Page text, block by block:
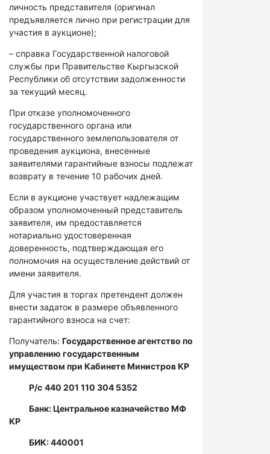
личность представителя (оригинал
предъявляется лично при регистрации для
участия в аукционе);
– справка Государственной налоговой
службы при Правительстве Кыргызской
Республики об отсутствии задолженности
за текущий месяц.
При отказе уполномоченного
государственного органа или
государственного землепользователя от
проведения аукциона, внесенные
заявителями гарантийные взносы подлежат
возврату в течение 10 рабочих дней.
Если в аукционе участвует надлежащим
образом уполномоченный представитель
заявителя, им предоставляется
нотариально удостоверенная
доверенность, подтверждающая его
полномочия на осуществление действий от
имени заявителя.
Для участия в торгах претендент должен
внести задаток в размере объявленного
гарантийного взноса на счет:
Получатель: Государственное агентство по
управлению государственным
имуществом при Кабинете Министров КР
Р/с 440 201 110 304 5352
Банк: Центральное казначейство МФ
КР
БИК: 440001